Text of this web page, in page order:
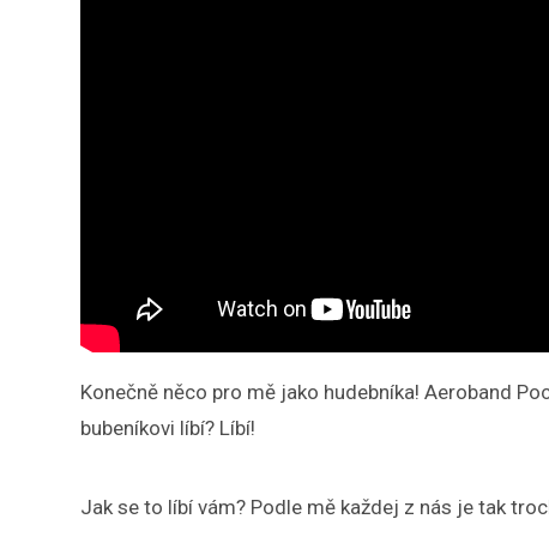
Konečně něco pro mě jako hudebníka! Aeroband
bubeníkovi líbí? Líbí!
Jak se to líbí vám? Podle mě každej z nás je tak